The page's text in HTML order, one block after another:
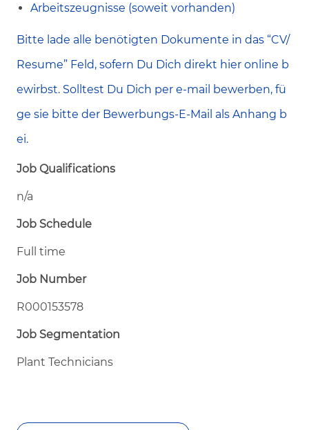
Arbeitszeugnisse (soweit vorhanden)
Bitte lade alle benötigten Dokumente in das “CV/
Resume” Feld, sofern Du Dich direkt hier online b
ewirbst. Solltest Du Dich per e-mail bewerben, fü
ge sie bitte der Bewerbungs-E-Mail als Anhang b
ei.
Job Qualifications
n/a
Job Schedule
Full time
Job Number
R000153578
Job Segmentation
Plant Technicians